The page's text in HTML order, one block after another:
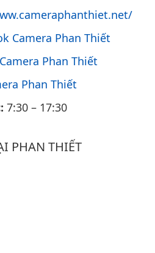
Camera Phan Thiết
Phan Thiết
Phan Thiết
7:30 – 17:30
PHAN THIẾT